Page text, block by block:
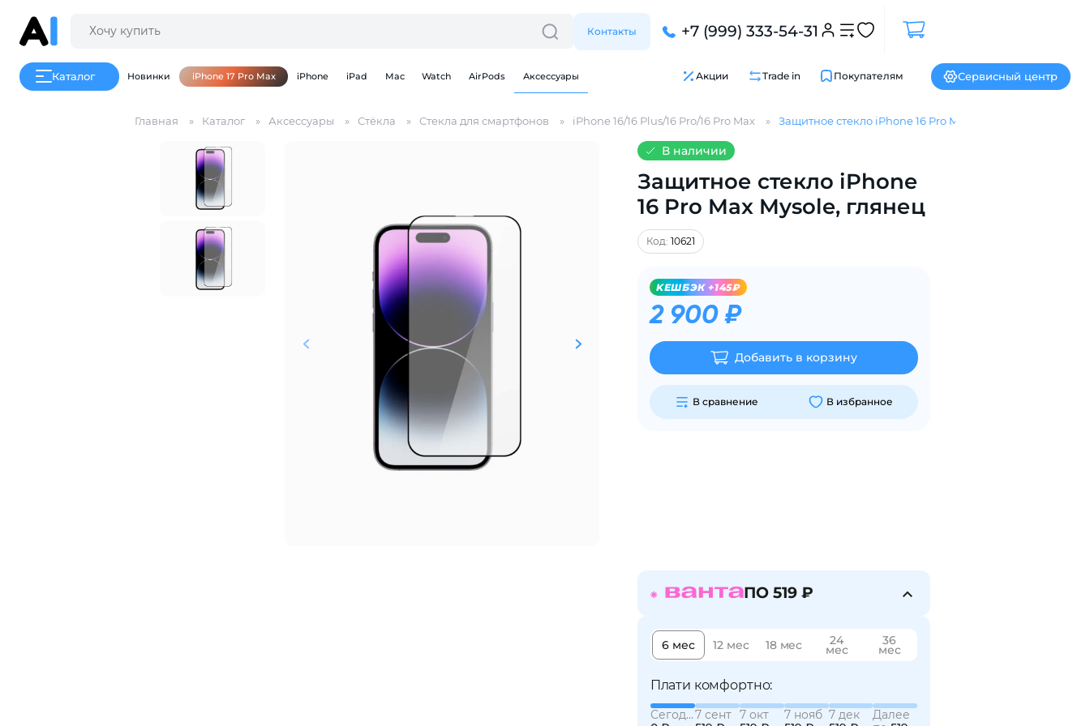
Контакты +7 (999) 333-54-31
Каталог Новинки iPhone 17 Pro Max iPhone iPad Mac Watch AirPods Аксессуары Акции Trade in Покупателям Сервисный центр
Главная Каталог Аксессуары Стёкла Стекла для смартфонов iPhone 16/16 Plus/16 Pro/16 Pro Max Защитное стекло iPhone 16 Pro Max Mysole, глянец
В наличии
Защитное стекло iPhone
16 Pro Max Mysole, глянец
Код: 10621
KЕШБЭК +145₽
2 900 ₽
Добавить в корзину
В сравнение В избранное
ПО 519 ₽
6 мес 12 мес 18 мес 24
мес
36
мес
Плати комфортно:
Сегодня7 сент 7 окт
7 нояб 7 дек
Далее
Для клиентов всех банков
Разбейтеоплату
на частибез переплат
График платежей
Сегодня
25%